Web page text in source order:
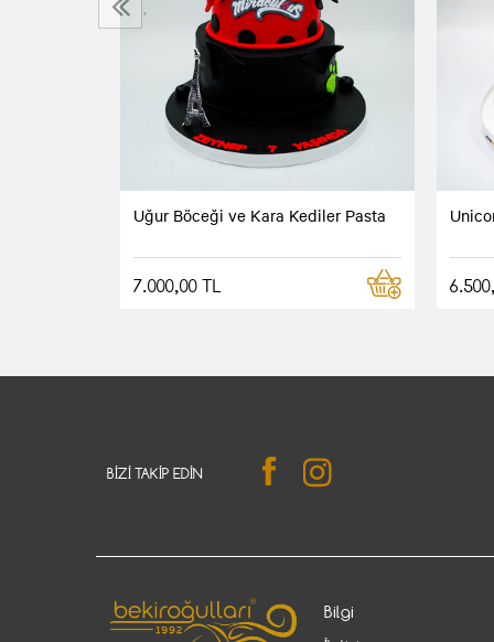
Uğur Böceği ve Kara Kediler Pasta
7.000,00 TL
‹
BIZI TAKIP EDIN
Bilgi